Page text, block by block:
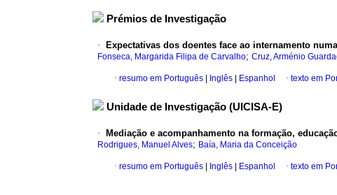
Prémios de Investigação
· Expectativas dos doentes face ao internamento
Fonseca, Margarida Filipa de Carvalho; Cruz, Arménio
· resumo em Português Inglês Espanhol · texto em
Unidade de Investigação (UICISA-E)
· Mediação e acompanhamento na formação,
Rodrigues, Manuel Alves; Baía, Maria da Conceição
· resumo em Português Inglês Espanhol · texto em